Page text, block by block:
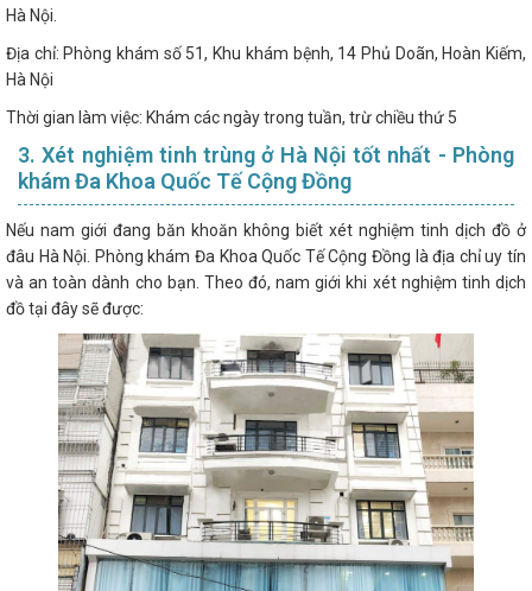
Hà Nội.
Địa chỉ: Phòng khám số 51, Khu khám bệnh, 14 Phủ Doãn, Hoàn Kiếm,
Hà Nội
Thời gian làm việc: Khám các ngày trong tuần, trừ chiều thứ 5
3. Xét nghiệm tinh trùng ở Hà Nội tốt nhất - Phòng
khám Đa Khoa Quốc Tế Cộng Đồng
Nếu nam giới đang băn khoăn không biết xét nghiệm tinh dịch đồ ở
đâu Hà Nội. Phòng khám Đa Khoa Quốc Tế Cộng Đồng là địa chỉ uy tín
và an toàn dành cho bạn. Theo đó, nam giới khi xét nghiệm tinh dịch
đồ tại đây sẽ được: